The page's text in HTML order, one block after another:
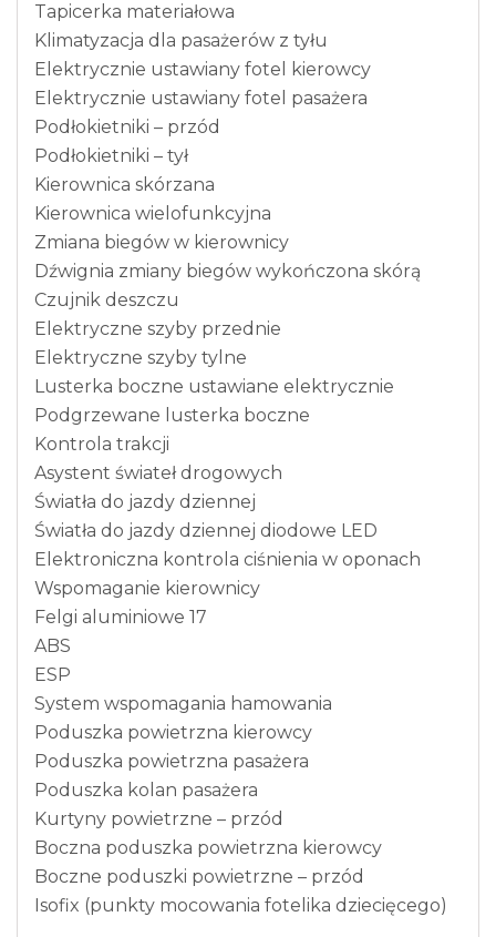
Tapicerka materiałowa
Klimatyzacja dla pasażerów z tyłu
Elektrycznie ustawiany fotel kierowcy
Elektrycznie ustawiany fotel pasażera
Podłokietniki – przód
Podłokietniki – tył
Kierownica skórzana
Kierownica wielofunkcyjna
Zmiana biegów w kierownicy
Dźwignia zmiany biegów wykończona skórą
Czujnik deszczu
Elektryczne szyby przednie
Elektryczne szyby tylne
Lusterka boczne ustawiane elektrycznie
Podgrzewane lusterka boczne
Kontrola trakcji
Asystent świateł drogowych
Światła do jazdy dziennej
Światła do jazdy dziennej diodowe LED
Elektroniczna kontrola ciśnienia w oponach
Wspomaganie kierownicy
Felgi aluminiowe 17
ABS
ESP
System wspomagania hamowania
Poduszka powietrzna kierowcy
Poduszka powietrzna pasażera
Poduszka kolan pasażera
Kurtyny powietrzne – przód
Boczna poduszka powietrzna kierowcy
Boczne poduszki powietrzne – przód
Isofix (punkty mocowania fotelika dziecięcego)